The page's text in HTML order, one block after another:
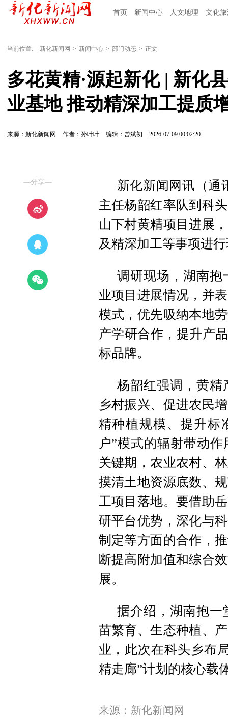
首页 新闻中心 人文地理 文化
当前位置: 新化新闻网 > 新闻中心 > 部门动态 > 正文
多花黄精·源起新化 | 新化
业基地 推动精深加工提质
来源：新化新闻网 作者：孙叶叶 编辑：曾斌初 2026-07-09 00:02:20
—分享—
新化新闻网讯（通
主任杨韶红率队到科
山下村黄精项目进展
及精深加工等事项进
调研现场，湖南抱
业项目进展情况，并
模式，优先吸纳本地
产学研合作，提升产
标品牌。
杨韶红强调，黄精
乡村振兴、促进农民
精种植规模、提升标
户”模式的辐射带动
关键期，农业农村、
摸清土地资源底数、
工项目落地。要借助
研平台优势，深化与
制定等方面的合作，
断提高附加值和综合
展。
据介绍，湖南抱一
苗繁育、生态种植、
业，此次在科头乡布
精走廊”计划的核心载
来源：新化新闻网